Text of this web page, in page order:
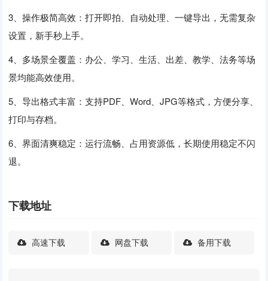
3、操作极简高效：打开即拍、自动处理、一键导出，无需复杂
设置，新手秒上手。
4、多场景全覆盖：办公、学习、生活、出差、教学、法务等场
景均能高效使用。
5、导出格式丰富：支持PDF、Word、JPG等格式，方便分享、
打印与存档。
6、界面清爽稳定：运行流畅、占用资源低，长期使用稳定不闪
退。
下载地址
高速下载 网盘下载 备用下载